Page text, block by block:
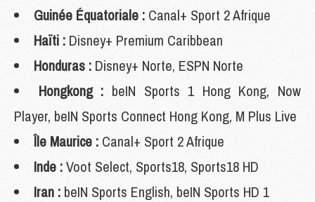
Guinée Équatoriale : Canal+ Sport 2 Afrique
Haïti : Disney+ Premium Caribbean
Honduras : Disney+ Norte, ESPN Norte
Hongkong : beIN Sports 1 Hong Kong, Now
Player, beIN Sports Connect Hong Kong, M Plus Live
Île Maurice : Canal+ Sport 2 Afrique
Inde :Voot Select, Sports18, Sports18 HD
Iran : beIN Sports English, beIN Sports HD 1